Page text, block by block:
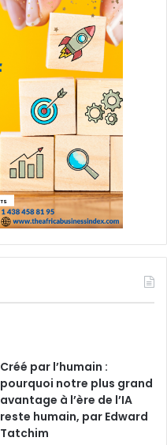
Créé par l’humain :
pourquoi notre plus grand
avantage à l’ère de l’IA
reste humain, par Edward
Tatchim